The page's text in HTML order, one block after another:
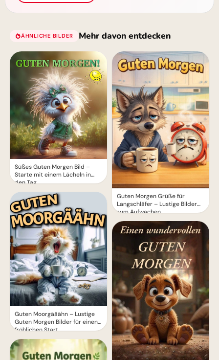
ÄHNLICHE BILDER Mehr davon entdecken
Süßes Guten Morgen Bild –
Starte mit einem Lächeln in
den Tag
Guten Moorgääähn – Lustige
Guten Morgen Bilder für einen
fröhlichen Start
Guten Morgen Grüße für
Langschläfer – Lustige Bilder
zum Aufwachen